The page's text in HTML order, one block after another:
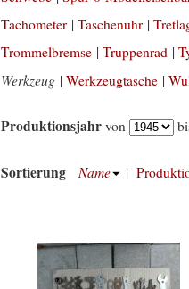
Tachometer |Taschenuhr |
Trommelbremse |Truppenrad |
Werkzeug |Werkzeugtasche |
Produktionsjahr von
Sortierung Name |